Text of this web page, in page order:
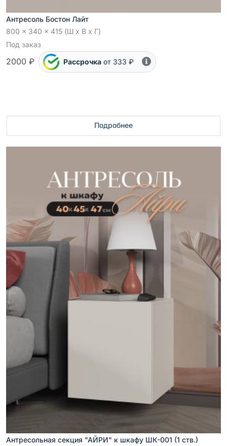
Антресоль Бостон Лайт
800 x 340 x 415 (Ш x В x Г)
Под заказ
2000 ₽ Рассрочка от 333 ₽
Подробнее
Антресольная секция "АЙРИ" к шкафу ШК-001 (1 ств.)